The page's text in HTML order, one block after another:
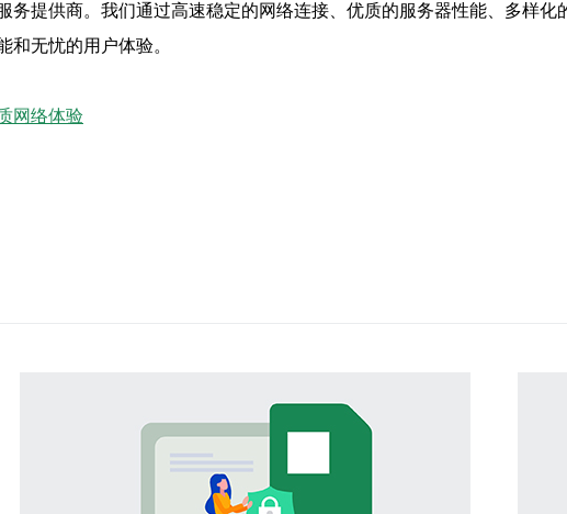
提供商。我们通过高速稳定的网络连接、优质的服务器性能、多样
无忧的用户体验。
网络体验